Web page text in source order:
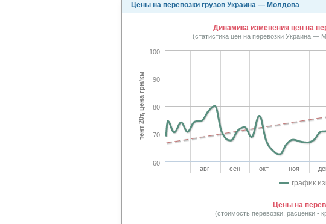
Цены на перевозки грузов Украина — Молдова
Динамика изменения цен на
(статистика цен на перевозки Украина —
график
авг сен окт ноя
60
70
80
90
100
тент 20т, цена грн/км
Цены на
(стоимость перевозки, расценки -